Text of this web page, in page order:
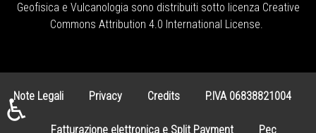
Geofisica e Vulcanologia sono distribuiti sotto licenza Creative
Commons Attribution 4.0 International License.
Note Legali Privacy Credits P.IVA 06838821004
Fatturazione elettronica e Split Payment Pec